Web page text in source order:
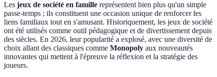
Les jeux de société en famille représentent bien plus qu'un simple
passe-temps ; ils constituent une occasion unique de renforcer les
liens familiaux tout en s'amusant. Historiquement, les jeux de société
ont été utilisés comme outil pédagogique et de divertissement depuis
des siècles. En 2026, leur popularité a explosé, avec une diversité de
choix allant des classiques comme Monopoly aux nouveautés
innovantes qui mettent à l'épreuve la réflexion et la stratégie des
joueurs.